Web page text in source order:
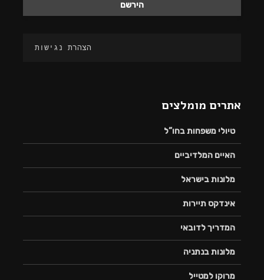
הצהרת נגישות
אתרים מומלצים
טיולי משפחות בחו”ל
האיים המלדיביים
מלונות בישראל
אינדקס תיירות
המדריך לדובאי
מלונות בנתניה
מרוקו למטייל